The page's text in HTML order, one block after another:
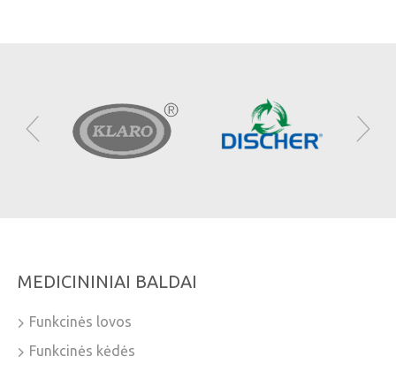
MEDICININIAI BALDAI
Funkcinės lovos
Funkcinės kėdės